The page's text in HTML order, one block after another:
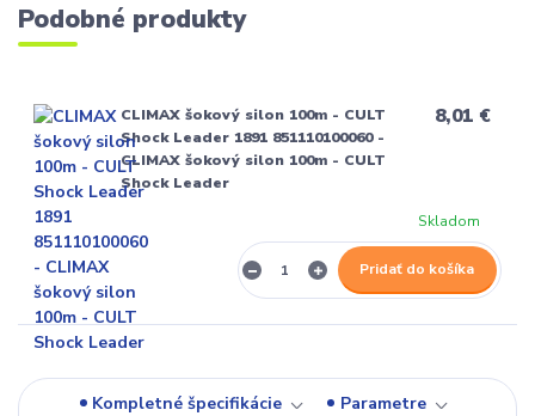
Podobné produkty
CLIMAX šokový silon 100m - CULT
Shock Leader 1891 851110100060 -
CLIMAX šokový silon 100m - CULT
Shock Leader
8,01 €
Skladom
Pridať do košíka
Kompletné špecifikácie
Parametre